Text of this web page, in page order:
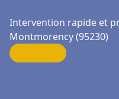
Intervention rapide et
Montmorency (95230)